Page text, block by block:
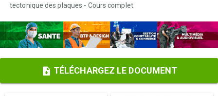
tectonique des plaques - Cours complet
TÉLÉCHARGEZ LE DOCUMENT